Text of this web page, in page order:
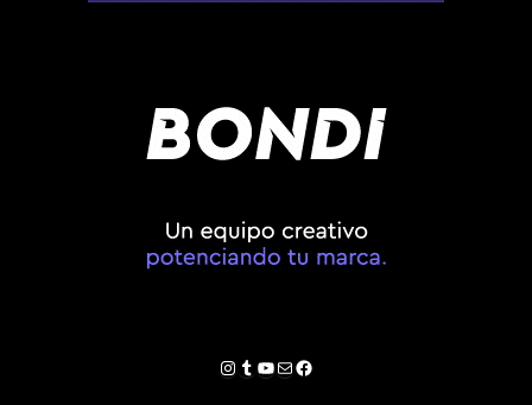
Instagram
Tumblr
YouTube
Correo electrónico
Facebook